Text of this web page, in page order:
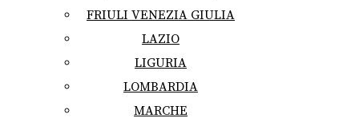
FRIULI VENEZIA GIULIA
LAZIO
LIGURIA
LOMBARDIA
MARCHE